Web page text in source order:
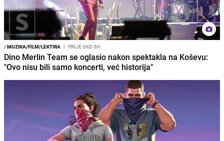
/MUZIKA/FILM/LEKTIRA I PRIJE OKO 5H
Dino Merlin Team se oglasio nakon spektakla na Koševu:
"Ovo nisu bili samo koncerti, već historija"